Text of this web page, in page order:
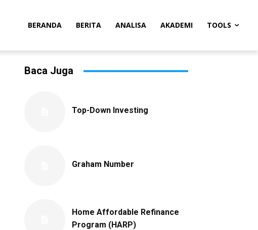
BERANDA BERITA ANALISA AKADEMI TOOLS
Baca Juga
Top-Down Investing
Graham Number
Home Affordable Refinance
Program (HARP)